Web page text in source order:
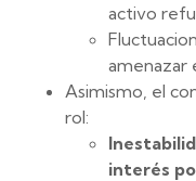
activo
amenazar
Asimismo, el
rol:
interés